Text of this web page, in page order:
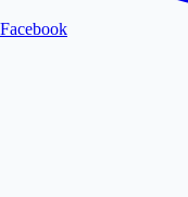
Facebook